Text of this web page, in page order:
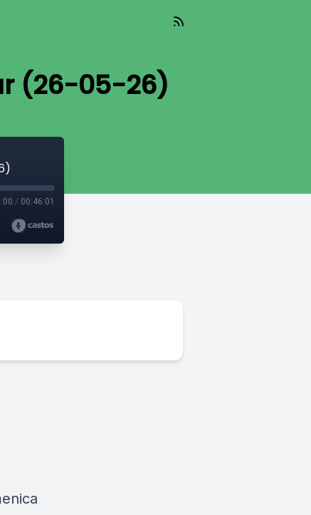
(26-05-26)
/ 00:46:01